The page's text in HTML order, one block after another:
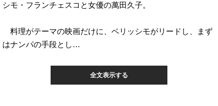
シモ・フランチェスコと女優の萬田久子。
料理がテーマの映画だけに、ベリッシモがリードし、まず
はナンパの手段とし…
全文表示する